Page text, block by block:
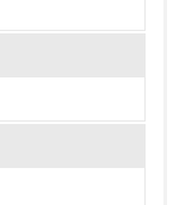
い基準を自らに課す
Operating
流・輸送、販売を経
テムで、国際規格